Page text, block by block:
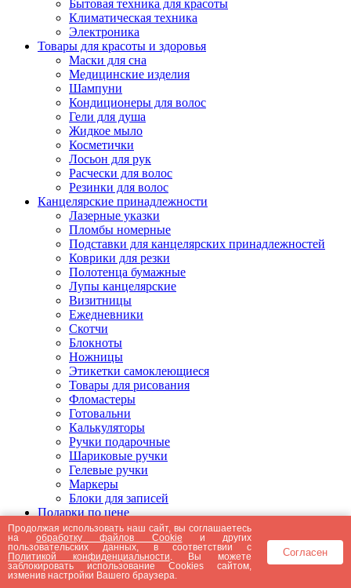
Бытовая техника для красоты
Климатическая техника
Электроника
Товары для красоты и здоровья
Маски для сна
Медицинские изделия
Шампуни
Кондиционеры для волос
Гели для душа
Жидкое мыло
Косметички
Лосьон для рук
Расчески для волос
Резинки для волос
Канцелярские принадлежности
Лазерные указки
Пломбы номерные
Подставки для канцелярских принадлежностей
Коврики для резки
Полотенца бумажные
Лупы канцелярские
Визитницы
Ежедневники
Скотчи
Блокноты
Ножницы
Этикетки самоклеющиеся
Товары для рисования
Фломастеры
Готовальни
Калькуляторы
Ручки подарочные
Шариковые ручки
Гелевые ручки
Маркеры
Блоки для записей
Подарки по цене
Подарки от 5000 рублей
Подарки до 5000 рублей
Подарки до 3000 рублей
Подарки до 2000 рублей
Подарки до 1000 рублей
Продолжая использовать наш сайт, вы соглашаетесь
наобработку файлов Cookie и других
пользовательских данных, в соответствии с
Политикой конфиденциальности . Вы можете
заблокировать использование Cookies сайтом,
изменив настройки Вашего браузера.
Согласен